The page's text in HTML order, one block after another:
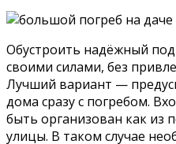
Обустроить надёжный
своими силами, без
Лучший вариант —
дома сразу с погребом.
быть организован как из
улицы. В таком случае